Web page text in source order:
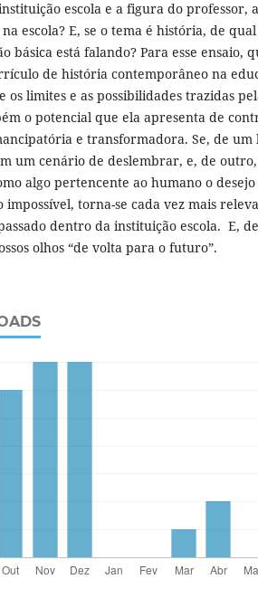
escola e a figura do professor,
escola? E, se o tema é história, de
básica está falando? Para esse ensaio,
de história contemporâneo na
os limites e as possibilidades trazidas
o potencial que ela apresenta de
e transformadora. Se, de um
um cenário de deslembrar, e, de
algo pertencente ao humano o
impossível, torna-se cada vez mais
dentro da instituição escola. E,
olhos “de volta para o futuro”.